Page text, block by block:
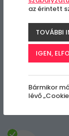
az érintett
TOVÁBBI
IGEN,
Bármikor
lévő